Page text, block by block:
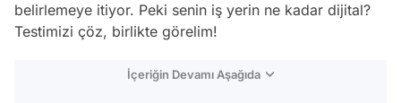
belirlemeye itiyor. Peki senin iş yerin ne kadar dijital?
Testimizi çöz, birlikte görelim!
İçeriğin Devamı Aşağıda